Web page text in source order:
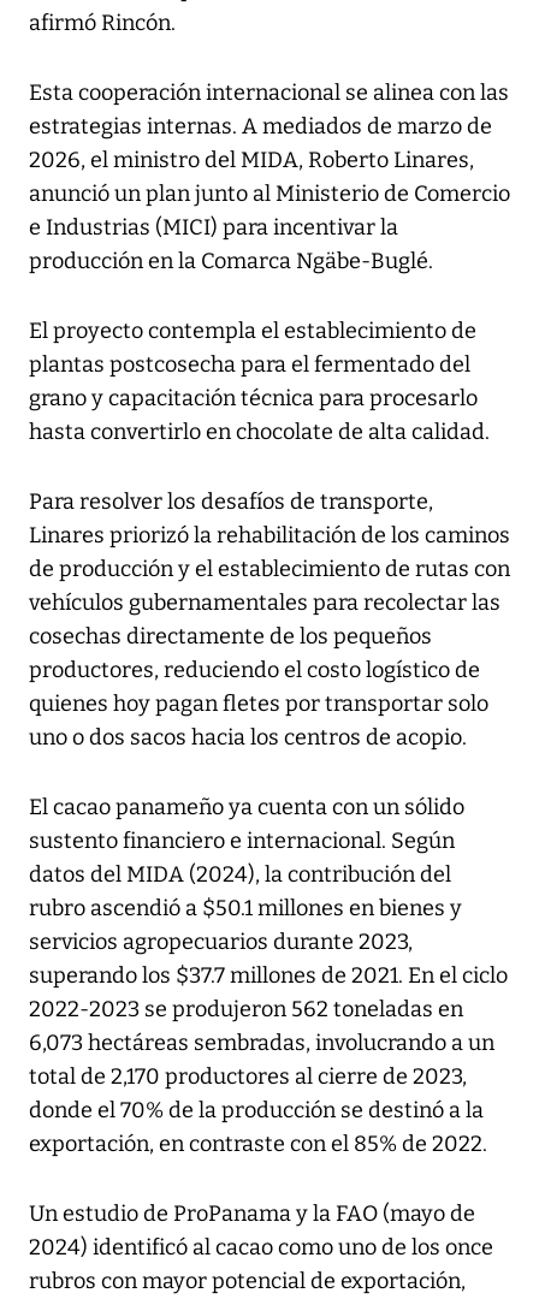
afirmó Rincón.
Esta cooperación internacional se alinea con las
estrategias internas. A mediados de marzo de
2026, el ministro del MIDA, Roberto Linares,
anunció un plan junto al Ministerio de Comercio
e Industrias (MICI) para incentivar la
producción en la Comarca Ngäbe-Buglé.
El proyecto contempla el establecimiento de
plantas postcosecha para el fermentado del
grano y capacitación técnica para procesarlo
hasta convertirlo en chocolate de alta calidad.
Para resolver los desafíos de transporte,
Linares priorizó la rehabilitación de los caminos
de producción y el establecimiento de rutas con
vehículos gubernamentales para recolectar las
cosechas directamente de los pequeños
productores, reduciendo el costo logístico de
quienes hoy pagan fletes por transportar solo
uno o dos sacos hacia los centros de acopio.
El cacao panameño ya cuenta con un sólido
sustento financiero e internacional. Según
datos del MIDA (2024), la contribución del
rubro ascendió a $50.1 millones en bienes y
servicios agropecuarios durante 2023,
superando los $37.7 millones de 2021. En el ciclo
2022-2023 se produjeron 562 toneladas en
6,073 hectáreas sembradas, involucrando a un
total de 2,170 productores al cierre de 2023,
donde el 70% de la producción se destinó a la
exportación, en contraste con el 85% de 2022.
Un estudio de ProPanama y la FAO (mayo de
2024) identificó al cacao como uno de los once
rubros con mayor potencial de exportación,